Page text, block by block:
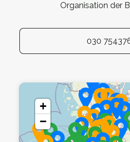
Organisation der
030
+
−